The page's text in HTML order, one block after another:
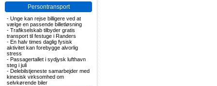
Persontransport
- Unge kan rejse billigere ved at
vælge en passende billetløsning
- Trafikselskab tilbyder gratis
transport til festuge i Randers
- En halv times daglig fysisk
aktivitet kan forebygge alvorlig
stress
- Passagertallet i sydjysk lufthavn
steg i juli
- Delebilstjeneste samarbejder med
kinesisk virksomhed om
selvkørende biler